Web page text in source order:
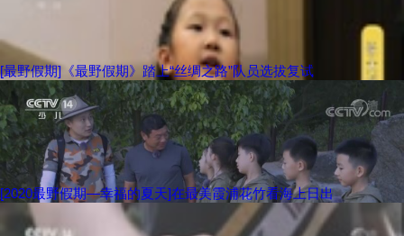
[最野假期]《最野假期》踏上“丝绸之路”队员选拔复试
[2020最野假期—幸福的夏天]在最美霞浦花竹看海上日出